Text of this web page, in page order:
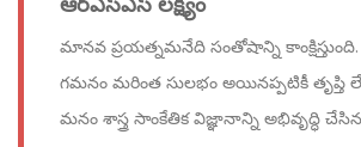
మానవ ప్రయత్నమనేది సంతోషాన్ని
గమనం మరింత సులభం అయినప్పటికీ తృప్తి
మనం శాస్త్ర సాంకేతిక విజ్ఞానాన్ని అభివృద్ధి